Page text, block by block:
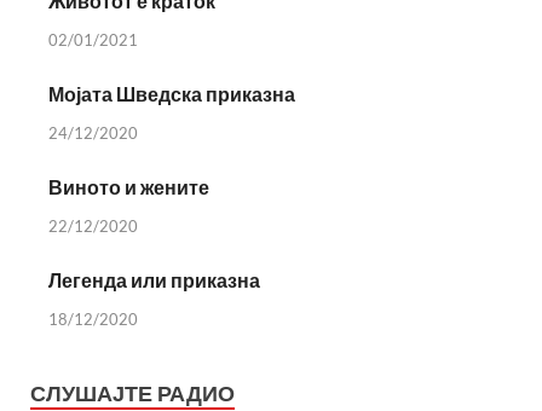
02/01/2021
Мојата Шведска приказна
24/12/2020
Виното и жените
22/12/2020
Легенда или приказна
18/12/2020
СЛУШАЈТЕ РАДИО